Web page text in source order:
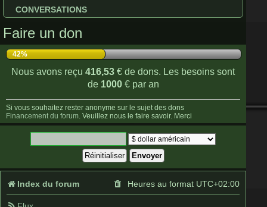
r
e
CONVERSATIONS
Faire un don
42%
Nous avons reçu416,53 € de dons. Les besoins sont
de 1000€ par an
Si vous souhaitez rester anonyme sur le sujet des dons
Financement du forum. Veuillez nous le faire savoir. Merci
Index du forum Heures au format UTC+02:00